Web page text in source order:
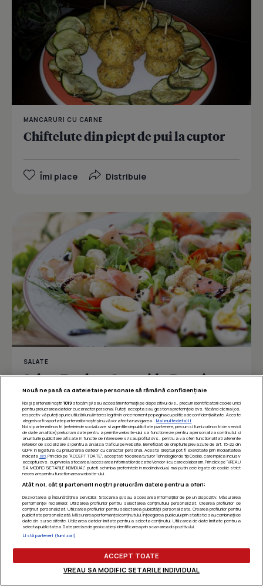
MANCARURI CU CARNE
Chiftelute din piept de pui la cuptor
Îmi place Distribuie
SALATE
Salata Fresh cu Conopida, Prosciutto
si Oua de Prepelita
Îmi place Distribuie
Nouă ne pasă ca datele tale personale să rămână confidențiale
Noi și partenerii noștri 1019stocăm și/sau accesăm informații pe dispozitivul dvs., precum identificatorii cookie unici
pentru prelucrarea datelor cu caracter personal. Puteți accepta sau gestiona preferințele dvs. făcând clic mai jos,
respectiv vă puteți opune utilizării unui interes legitim în orice moment pe pagina cu politica de confidențialitate. Aceste
alegeri vor fi raportate partenerilor noștri și nu vă vor afecta navigarea.
Mai multe detalii
Noi si partenerii nostri (retelele de socializare si agentiile de publicitate partenere, precum si furnizorii nostri de servicii
de date analitice) prelucram date pentru a permite website-ului sa functioneze, pentru a personaliza continutul si
anunturile publicitare afisate in functie de interesele si/sau profilul dvs., pentru a va oferi functionalitati aferente
retelelor de socializare si pentru a analiza traficul pe website. Beneficiati de drepturile prevazute de art. 15-22 din
GDPR in legatura cu prelucrarea datelor cu caracter personal. Aceste drepturi pot fi exercitate prin modalitatea
indicata aici. Prin click pe “ACCEPT TOATE”, acceptati folosirea tuturor Tehnologiilor de tip Cookie, care implica inclusiv
acceptul dvs. cu privire la stocarea/accesarea informatiilor de catre Vendor-ii cu care colaboram. Prin click pe “VREAU
SA MODIFIC SETARILE INDIVIDUAL” puteti schimba preferintele in mod individual, mai putin cele legate de cookie strict
necesare pentru functionarea website-ului.
Atât noi, cât și partenerii noștri prelucrăm datele pentru a oferi:
Dezvoltarea și îmbunătățirea serviciilor. Stocarea și/sau accesarea informațiilor de pe un dispozitiv. Măsurarea
performanței reclamelor. Utilizarea profilurilor pentru selectarea conținutului personalizat. Crearea profilurilor de
conținut personalizat. Utilizarea profilurilor pentru selectarea publicității personalizate. Crearea profilurilor pentru
publicitate personalizată. Măsurarea performanței conținutului. Înțelegerea publicului prin statistici sau combinații de
date din surse diferite. Utilizarea datelor limitate pentru a selecta conținutul. Utilizarea de date limitate pentru a
selecta publicitatea. Date precise de geolocație și identificarea prin scanarea dispozitivului.
Listă parteneri (furnizori)
ACCEPT TOATE
VREAU SA MODIFIC SETARILE INDIVIDUAL